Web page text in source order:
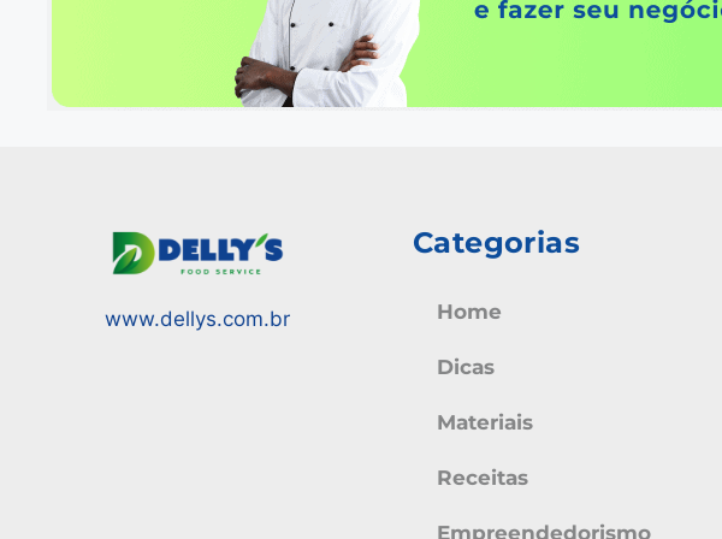
www.dellys.com.br
Categorias
Home
Dicas
Materiais
Receitas
Empreendedorismo